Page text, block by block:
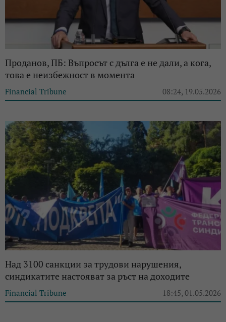
Проданов, ПБ: Въпросът с дълга е не дали, а кога,
това е неизбежност в момента
Financial Tribune 08:24, 19.05.2026
Над 3100 санкции за трудови нарушения,
синдикатите настояват за ръст на доходите
Financial Tribune 18:45, 01.05.2026